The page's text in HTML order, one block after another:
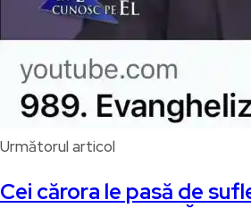
Următorul articol
Cei cărora le pasă de